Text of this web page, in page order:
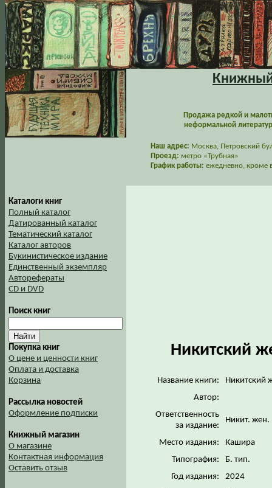
Книжный
Продажа редкой и
неформальной
Наш адрес: Москва, Петровский
Проезд: метро «Трубная»
График работы: ежедневно, кроме
Каталоги книг
Полный каталог
Датированный каталог
Тематический каталог
Каталог авторов
Букинистическое издание
Единственный экземпляр
Авторефераты
CD и DVD
Поиск книг
Покупка книг
О цене и ценности книг
Оплата и доставка
Корзина
Рассылка новостей
Оформление подписки
Книжный магазин
О магазине
Контактная информация
Оставить отзыв
Никитский
Название книги:
Никитский
Автор:
Ответственность
за издание:
Никит.
Место издания:
Кашира
Типография:
Б. тип.
Год издания:
2024